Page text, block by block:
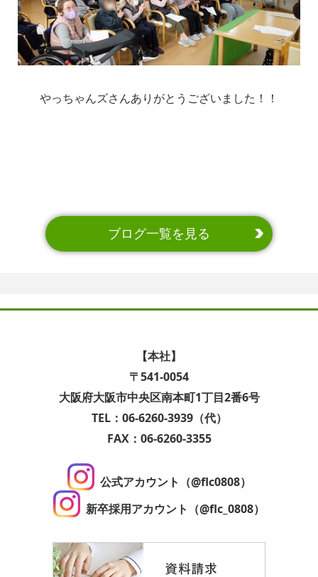
やっちゃんズさんありがとうございました！！
ブログ一覧を見る
【本社】
〒541-0054
大阪府大阪市中央区南本町1丁目2番6号
TEL：06-6260-3939（代）
FAX：06-6260-3355
公式アカウント（@flc0808）
新卒採用アカウント（@flc_0808）